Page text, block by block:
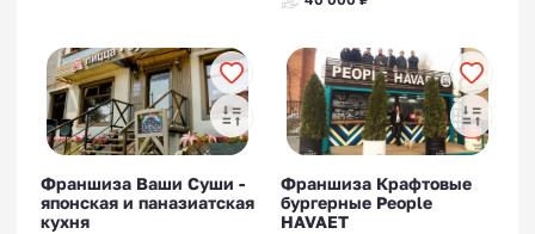
Франшиза Ваши Суши -
японская и паназиатская
кухня
Франшиза Крафтовые
бургерные People
HAVAET